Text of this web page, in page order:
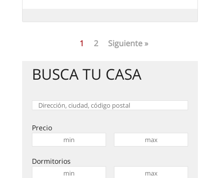
1 2 Siguiente »
BUSCA TU CASA
Precio
Dormitorios